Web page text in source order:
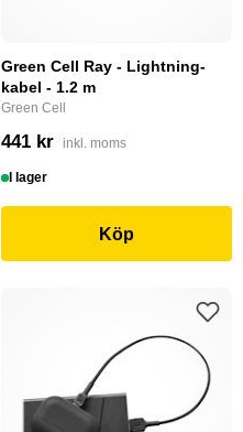
Green Cell Ray - Lightning-
kabel - 1.2 m
Green Cell
441 kr inkl. moms
I lager
Köp